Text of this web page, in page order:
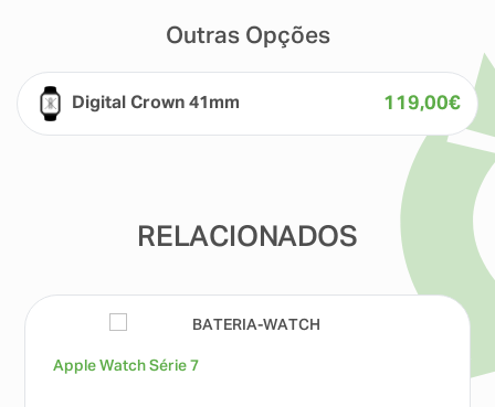
Outras Opções
Digital Crown 41mm 119,00€
RELACIONADOS
Apple Watch Série 7